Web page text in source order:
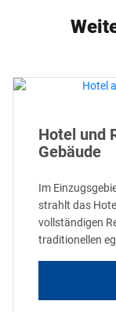
Hotel und
Gebäude
Im
strahlt das
vollständigen
traditionellen